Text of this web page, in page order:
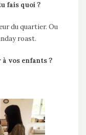
fais quoi ?
du quartier. Ou
roast.
vos enfants ?